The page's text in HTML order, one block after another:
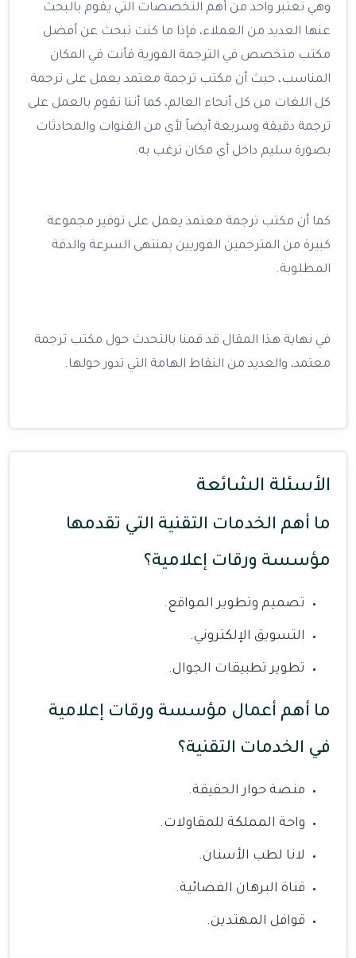
وهي تعتبر واحد من أهم التخصصات التي يقوم بالبحث
عنها العديد من العملاء، فإذا ما كنت تبحث عن أفضل
مكتب متخصص في الترجمة الفورية فأنت في المكان
المناسب، حيث أن مكتب ترجمة معتمد يعمل على ترجمة
كل اللغات من كل أنحاء العالم، كما أننا نقوم بالعمل على
ترجمة دقيقة وسريعة أيضاً لأي من القنوات والمحادثات
بصورة سليم داخل أي مكان ترغب به.
كما أن مكتب ترجمة معتمد يعمل على توفير مجموعة
كبيرة من المترجمين الفوريين بمنتهى السرعة والدقة
المطلوبة.
في نهاية هذا المقال قد قمنا بالتحدث حول مكتب ترجمة
معتمد، والعديد من النقاط الهامة التي تدور حولها.
الأسئلة الشائعة
ما أهم الخدمات التقنية التي تقدمها
مؤسسة ورقات إعلامية؟
تصميم وتطوير المواقع.
التسويق الإلكتروني.
تطوير تطبيقات الجوال.
ما أهم أعمال مؤسسة ورقات إعلامية
في الخدمات التقنية؟
منصة حوار الحقيقة.
واحة المملكة للمقاولات.
لانا لطب الأسنان.
قناة البرهان الفضائية.
قوافل المهتدين.